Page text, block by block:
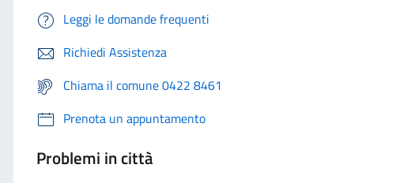
Leggi le domande frequenti
Richiedi Assistenza
Chiama il comune 0422 8461
Prenota un appuntamento
Problemi in città